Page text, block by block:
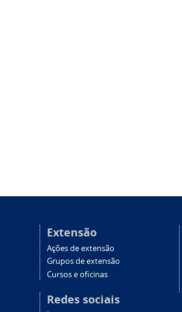
Extensão
Ações de extensão
Grupos de extensão
Cursos e oficinas
Redes sociais